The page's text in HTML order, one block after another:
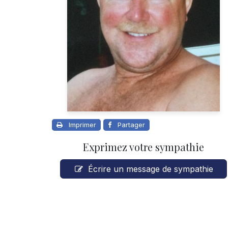
Imprimer Partager
Exprimez votre sympathie
Écrire un message de sympathie